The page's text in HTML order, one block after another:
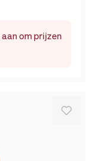
aan om prijzen